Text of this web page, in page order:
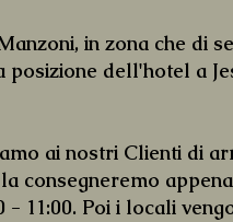
in zona che di
posizione dell'hotel a
ai nostri Clienti di
consegneremo
11:00. Poi i locali